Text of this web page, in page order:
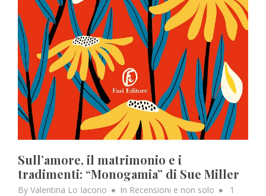
Sull’amore, il matrimonio e i
tradimenti: “Monogamia” di Sue Miller
By Valentina Lo Iacono In Recensioni e non solo
Posted
1